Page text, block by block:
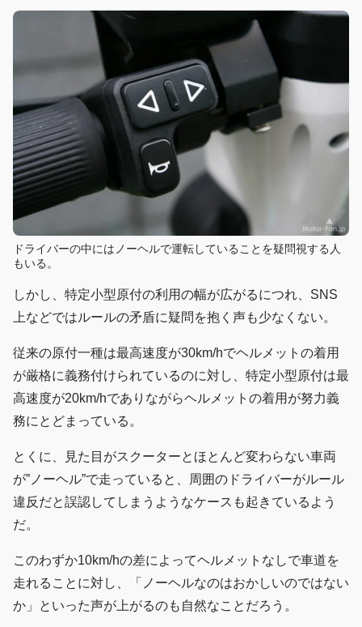
ドライバーの中にはノーヘルで運転していることを疑問視する人
もいる。
しかし、特定小型原付の利用の幅が広がるにつれ、SNS
上などではルールの矛盾に疑問を抱く声も少なくない。
従来の原付一種は最高速度が30km/hでヘルメットの着用
が厳格に義務付けられているのに対し、特定小型原付は最
高速度が20km/hでありながらヘルメットの着用が努力義
務にとどまっている。
とくに、見た目がスクーターとほとんど変わらない車両
が”ノーヘル”で走っていると、周囲のドライバーがルール
違反だと誤認してしまうようなケースも起きているよう
だ。
このわずか10km/hの差によってヘルメットなしで車道を
走れることに対し、「ノーヘルなのはおかしいのではない
か」といった声が上がるのも自然なことだろう。